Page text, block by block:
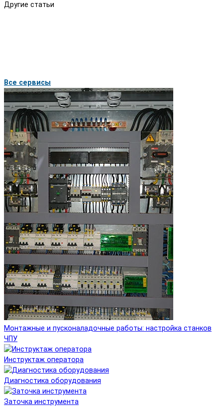
Другие статьи
Все сервисы
Монтажные и пусконаладочные работы: настройка станков
ЧПУ
Инструктаж оператора
Диагностика оборудования
Заточка инструмента